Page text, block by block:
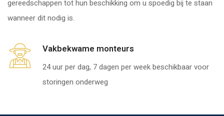
gereedschappen tot hun beschikking om u spoedig bij te staan
wanneer dit nodig is.
Vakbekwame monteurs
24 uur per dag, 7 dagen per week beschikbaar voor
storingen onderweg